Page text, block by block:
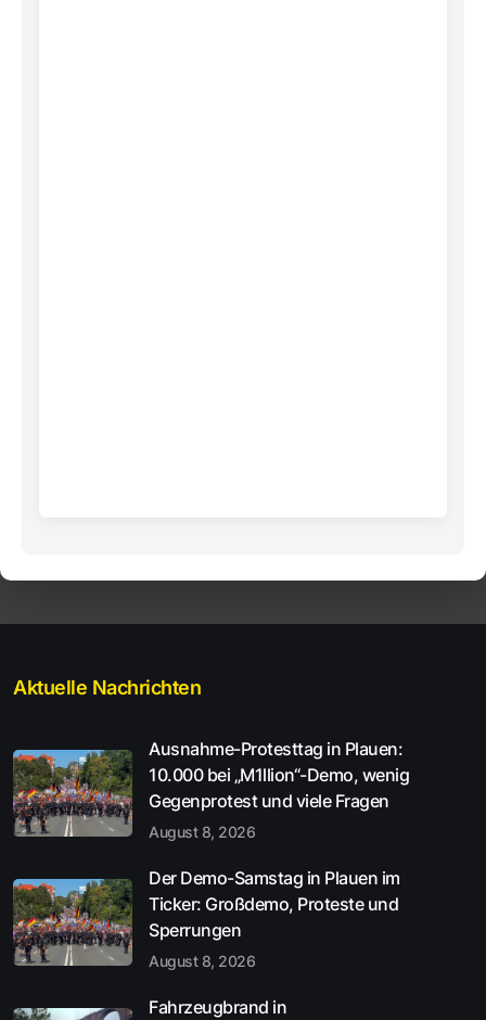
Aktuelle Nachrichten
Ausnahme-Protesttag in Plauen:
10.000 bei „M1llion“-Demo, wenig
Gegenprotest und viele Fragen
August 8, 2026
Der Demo-Samstag in Plauen im
Ticker: Großdemo, Proteste und
Sperrungen
August 8, 2026
Fahrzeugbrand in